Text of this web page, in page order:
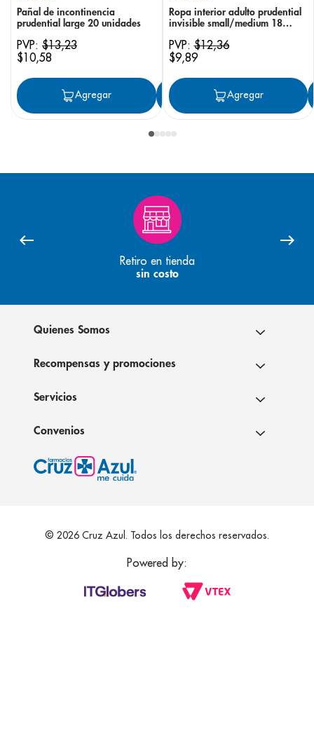
Pañal de incontinencia
prudential large 20 unidades
PVP: $13,23
$10,58
Agregar Agregar
Ropa interior adulto prudential
invisible small/medium 18
PVP:$12,36
$9,89
Agregar
Retiro en tienda
sin costo
Quienes Somos
Recompensas y promociones
Servicios
Convenios
© 2026 Cruz Azul. Todos los derechos reservados.
Powered by: